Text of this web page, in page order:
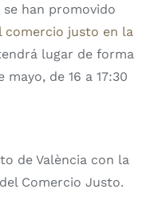
han promovido
comercio justo en la
lugar de forma
mayo, de 16 a 17:30
de València con la
Comercio Justo.